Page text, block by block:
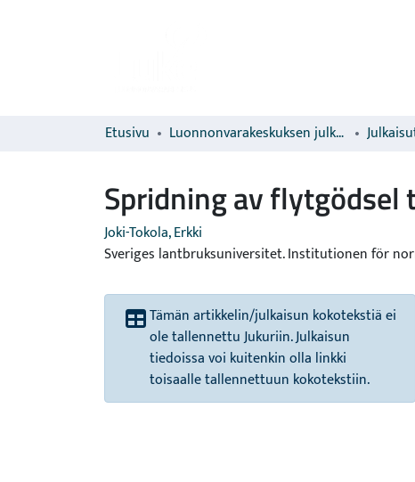
Etusivu Luonnonvarakeskuksen julkaisut
Spridning av flytgödsel
Joki-Tokola, Erkki
Sveriges lantbruksuniversitet. Institutionen för
Tämän artikkelin/julkaisun kokotekstiä ei
ole tallennettu Jukuriin. Julkaisun
tiedoissa voi kuitenkin olla linkki
toisaalle tallennettuun kokotekstiin.